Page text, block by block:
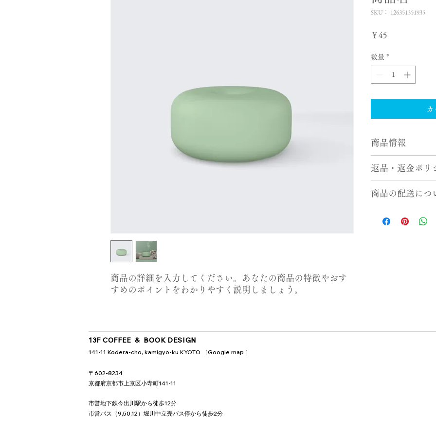
商品の詳細を入力してください。あなたの商品の特徴やおす
すめのポイントをわかりやすく説明しましょう。
SKU： 126351351935
￥45
数量 *
商品情報
明に加え、商品の特
しましょう。
返品・返金ポリ
満足しなかった場合
顧客からの信頼を獲
だけます。
商品の配送につ
する情報を入力して
13F COFFEE & BOOK DESIGN
141-11 Kodera-cho, kamigyo-ku KYOTO ［Google map ］​​
〒602-8234
京都府京都市上京区小寺町141-11
市営地下鉄今出川駅から徒歩12分
市営バス（9,50,12）堀川中立売バス停から徒歩2分